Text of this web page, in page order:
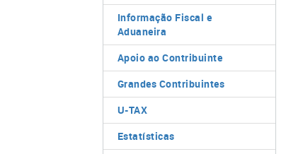
Informação Fiscal e
Aduaneira
Apoio ao Contribuinte
Grandes Contribuintes
U-TAX
Estatísticas